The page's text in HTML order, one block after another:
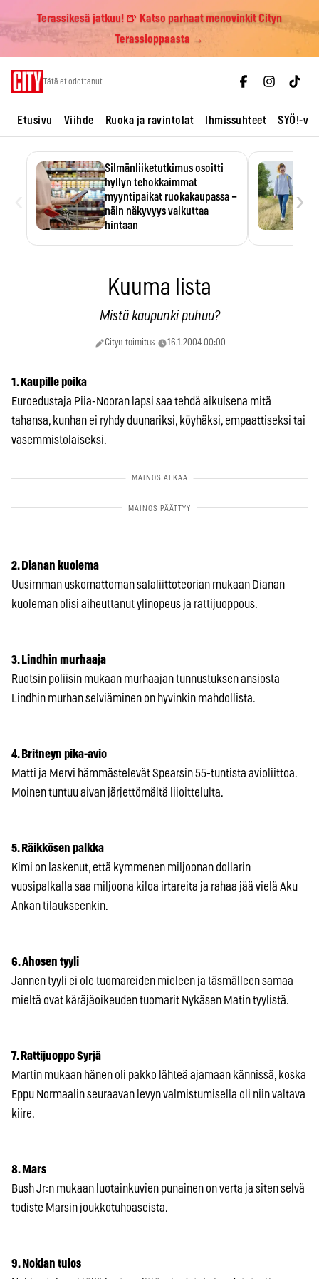
Terassikesä jatkuu! 🍺 Katso parhaat menovinkit Cityn
Terassioppaasta →
Tätä et odottanut
Etusivu Viihde Ruoka ja ravintolat Ihmissuhteet SYÖ!-
Silmänliiketutkimus osoitti
hyllyn tehokkaimmat
myyntipaikat ruokakaupassa –
näin näkyvyys vaikuttaa
hintaan
›
Kuuma lista
Mistä kaupunki puhuu?
Cityn toimitus 16.1.2004 00:00
1. Kaupille poika
Euroedustaja Piia-Nooran lapsi saa tehdä aikuisena mitä
tahansa, kunhan ei ryhdy duunariksi, köyhäksi, empaattiseksi tai
vasemmistolaiseksi.
2. Dianan kuolema
Uusimman uskomattoman salaliittoteorian mukaan Dianan
kuoleman olisi aiheuttanut ylinopeus ja rattijuoppous.
3. Lindhin murhaaja
Ruotsin poliisin mukaan murhaajan tunnustuksen ansiosta
Lindhin murhan selviäminen on hyvinkin mahdollista.
4. Britneyn pika-avio
Matti ja Mervi hämmästelevät Spearsin 55-tuntista avioliittoa.
Moinen tuntuu aivan järjettömältä liioittelulta.
5. Räikkösen palkka
Kimi on laskenut, että kymmenen miljoonan dollarin
vuosipalkalla saa miljoona kiloa irtareita ja rahaa jää vielä Aku
Ankan tilaukseenkin.
6. Ahosen tyyli
Jannen tyyli ei ole tuomareiden mieleen ja täsmälleen samaa
mieltä ovat käräjäoikeuden tuomarit Nykäsen Matin tyylistä.
7. Rattijuoppo Syrjä
Martin mukaan hänen oli pakko lähteä ajamaan kännissä, koska
Eppu Normaalin seuraavan levyn valmistumisella oli niin valtava
kiire.
8. Mars
Bush Jr:n mukaan luotainkuvien punainen on verta ja siten selvä
todiste Marsin joukkotuhoaseista.
9. Nokian tulos